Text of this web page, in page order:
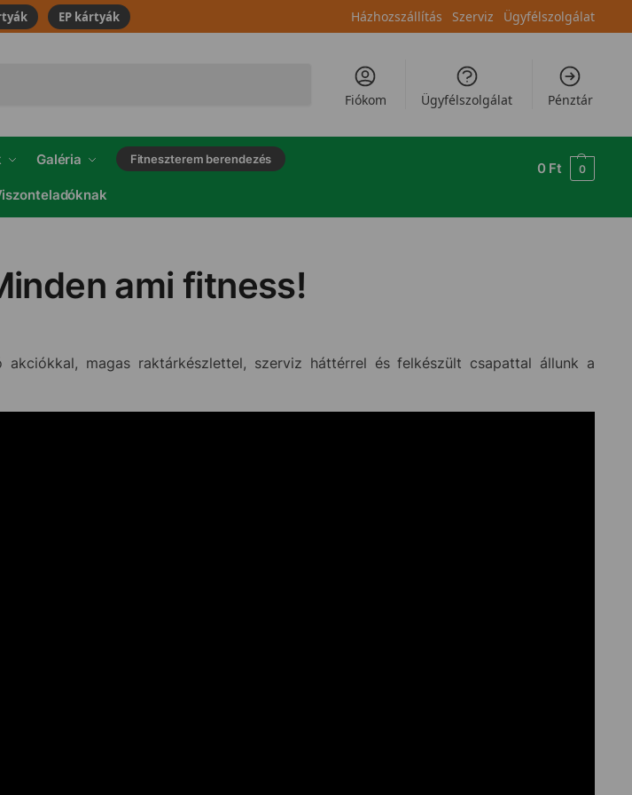
EP kártyák Házhozszállítás Szerviz Ügyfélszolgálat
Fiókom Ügyfélszolgálat Pénztár
Galéria Fitneszterem berendezés
0 Ft 0
ami fitness!
magas raktárkészlettel, szerviz háttérrel és felkészült csapattal állunk a